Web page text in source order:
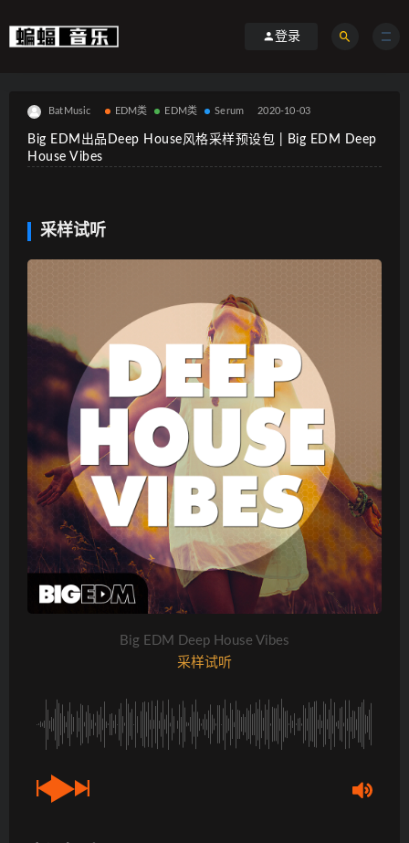
登录
BatMusic EDM类 EDM类 Serum 2020-10-03
Big EDM出品Deep House风格采样预设包 | Big EDM Deep
House Vibes
采样试听
Big EDM Deep House Vibes
采样试听